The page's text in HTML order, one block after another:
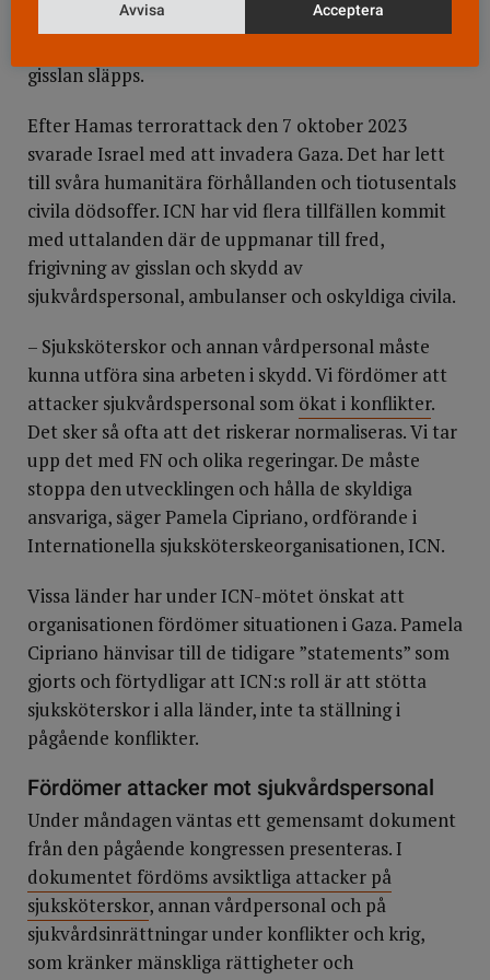
Helsingfors berättar för Vårdfokus att de vill se
gisslan släpps.
Efter Hamas terrorattack den 7 oktober 2023
svarade Israel med att invadera Gaza. Det har lett
till svåra humanitära förhållanden och tiotusentals
civila dödsoffer. ICN har vid flera tillfällen kommit
med uttalanden där de uppmanar till fred,
frigivning av gisslan och skydd av
sjukvårdspersonal, ambulanser och oskyldiga civila.
– Sjuksköterskor och annan vårdpersonal måste
kunna utföra sina arbeten i skydd. Vi fördömer att
attacker sjukvårdspersonal som ökat i konflikter.
Det sker så ofta att det riskerar normaliseras. Vi tar
upp det med FN och olika regeringar. De måste
stoppa den utvecklingen och hålla de skyldiga
ansvariga, säger Pamela Cipriano, ordförande i
Internationella sjuksköterskeorganisationen, ICN.
Vissa länder har under ICN-mötet önskat att
organisationen fördömer situationen i Gaza. Pamela
Cipriano hänvisar till de tidigare ”statements” som
gjorts och förtydligar att ICN:s roll är att stötta
sjuksköterskor i alla länder, inte ta ställning i
pågående konflikter.
Fördömer attacker mot sjukvårdspersonal
Under måndagen väntas ett gemensamt dokument
från den pågående kongressen presenteras. I
dokumentet fördöms avsiktliga attacker på
sjuksköterskor, annan vårdpersonal och på
sjukvårdsinrättningar under konflikter och krig,
som kränker mänskliga rättigheter och
Avvisa Acceptera